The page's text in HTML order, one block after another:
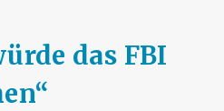
das FBI